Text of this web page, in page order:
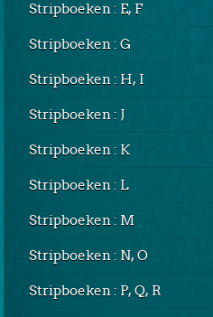
Stripboeken : E, F
Stripboeken : G
Stripboeken : H, I
Stripboeken : J
Stripboeken : K
Stripboeken : L
Stripboeken : M
Stripboeken : N, O
Stripboeken : P, Q, R